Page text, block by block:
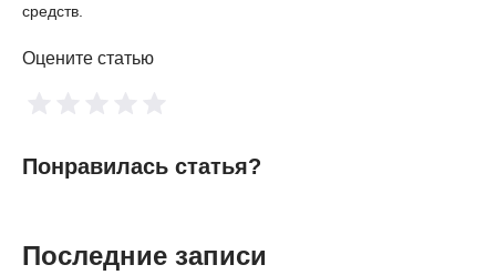
средств.
Оцените статью
Понравилась статья?
Последние записи